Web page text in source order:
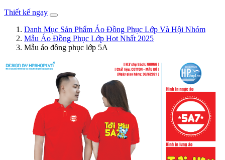
Thiết kế ngay
Danh Mục Sản Phẩm Áo Đồng Phục Lớp Và Hội Nhóm
Mẫu Áo Đồng Phục Lớp Hot Nhất 2025
Mẫu áo đồng phục lớp 5A